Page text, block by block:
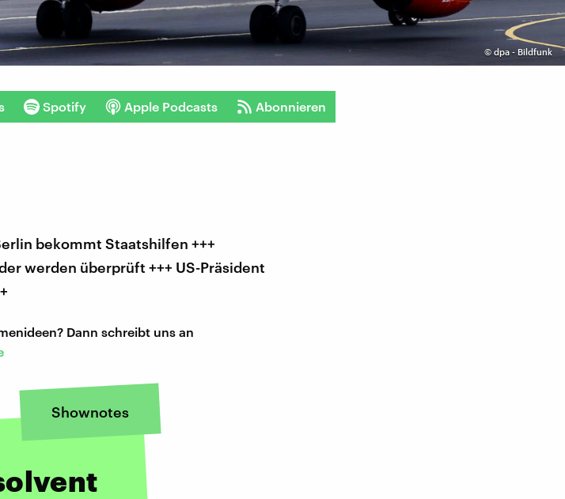
© dpa - Bildfunk
Spotify Apple Podcasts Abonnieren
bekommt Staatshilfen +++
werden überprüft +++ US-Präsident
Dann schreibt uns an
Shownotes